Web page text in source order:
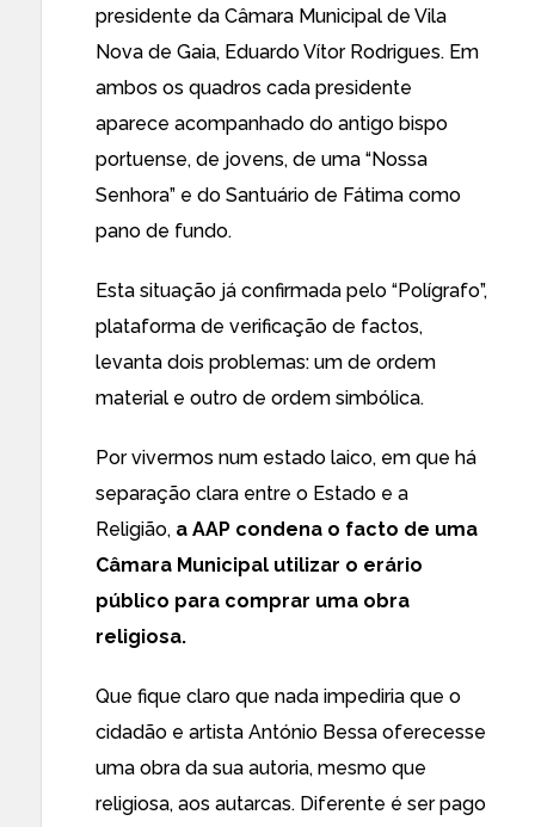
presidente da Câmara Municipal de Vila
Nova de Gaia, Eduardo Vítor Rodrigues. Em
ambos os quadros cada presidente
aparece acompanhado do antigo bispo
portuense, de jovens, de uma “Nossa
Senhora” e do Santuário de Fátima como
pano de fundo.
Esta situação já confirmada pelo “Polígrafo”,
plataforma de verificação de factos,
levanta dois problemas: um de ordem
material e outro de ordem simbólica.
Por vivermos num estado laico, em que há
separação clara entre o Estado e a
Religião, a AAP condena o facto de uma
Câmara Municipal utilizar o erário
público para comprar uma obra
religiosa.
Que fique claro que nada impediria que o
cidadão e artista António Bessa oferecesse
uma obra da sua autoria, mesmo que
religiosa, aos autarcas. Diferente é ser pago